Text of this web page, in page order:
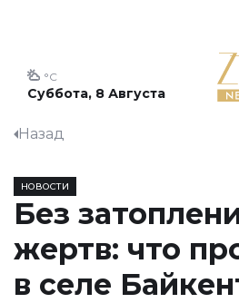
Суббота, 8 Августа
°C
Назад
НОВОСТИ
Без
жертв: что
в селе